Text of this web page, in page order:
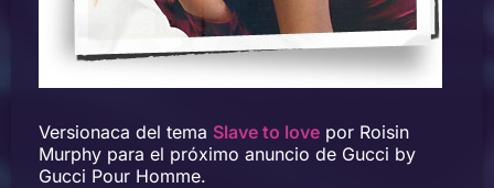
Versionaca del tema Slave to love por Roisin
Murphy para el próximo anuncio de Gucci by
Gucci Pour Homme.